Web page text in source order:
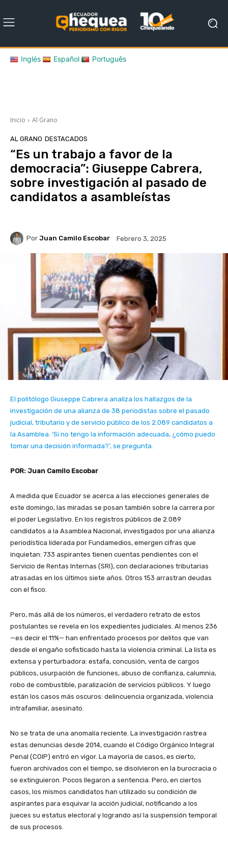
Inglés Español Português
Inicio Al Grano
AL GRANO DESTACADOS
“Es un trabajo a favor de la
democracia”: Giuseppe Cabrera,
sobre investigación al pasado de
candidatos a asambleístas
Por Juan Camilo Escobar Febrero 3, 2025
El politólogo Giuseppe Cabrera analiza los hallazgos de la
investigación de una alianza de 38 periodistas sobre el pasado
judicial, tributario y de servicio público de los 2.089 candidatos a
la Asamblea. ‘Si no tengo la información adecuada, ¿cómo puedo
tomar una decisión informada?’, se pregunta.
POR: Juan Camilo Escobar
A medida que Ecuador se acerca a las elecciones generales de
este domingo, las miradas se posan también sobre la carrera por
el poder Legislativo. En los registros públicos de 2.089
candidatos a la Asamblea Nacional, investigados por una alianza
periodística liderada por Fundamedios, emergen cifras que
inquietan: 733 aspirantes tienen cuentas pendientes con el
Servicio de Rentas Internas (SRI), con declaraciones tributarias
atrasadas en los últimos siete años. Otros 153 arrastran deudas
con el fisco.
Pero, más allá de los números, el verdadero retrato de estos
postulantes se revela en los expedientes judiciales. Al menos 236
—es decir el 11%— han enfrentado procesos por delitos que van
desde el engaño sofisticado hasta la violencia criminal. La lista es
extensa y perturbadora: estafa, concusión, venta de cargos
públicos, usurpación de funciones, abuso de confianza, calumnia,
robo de combustible, paralización de servicios públicos. Y luego
están los casos más oscuros: delincuencia organizada, violencia
intrafamiliar, asesinato.
No se trata de una anomalía reciente. La investigación rastrea
estas denuncias desde 2014, cuando el Código Orgánico Integral
Penal (COIP) entró en vigor. La mayoría de casos, es cierto,
fueron archivados con el tiempo, se disolvieron en la burocracia o
se extinguieron. Pocos llegaron a sentencia. Pero, en ciertos
casos, los mismos candidatos han utilizado su condición de
aspirantes para esquivar la acción judicial, notificando a los
jueces su estatus electoral y logrando así la suspensión temporal
de sus procesos.